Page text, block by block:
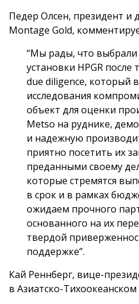
Педер Олсен, президент и
Montage Gold,
“Мы рады, что
установки HPGR
due diligence, который
исследования
объект для оценки
Metso на руднике,
и надежную
приятно посетить их
преданными своему
которые стремятся
в срок и в рамках
ожидаем прочного
основанного на их
твердой
поддержке”.
Кай Реннберг, вице-
в Азиатско-Тихоокеанском